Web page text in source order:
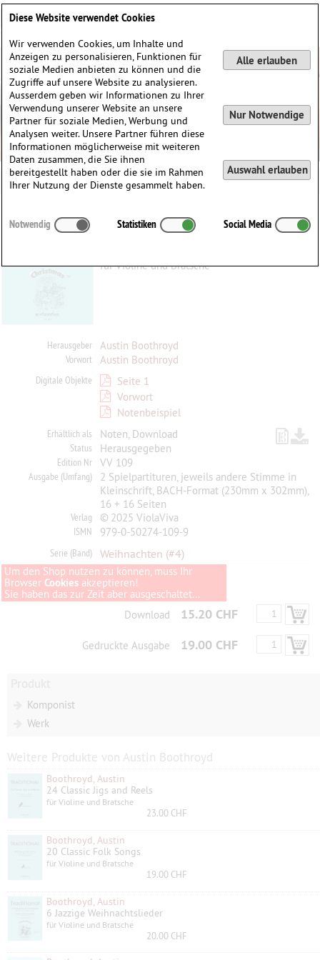
10 Weihnachtsklassiker
für Violine und Bratsche
Herausgeber Austin Boothroyd
Vorwort Austin Boothroyd
Digitale Objekte
Seite 1
Vorwort
Notenbeispiel
Erhältlich als Noten, Download
Status Herausgegeben
Edition Nr VV 109
Ausgabe (Umfang)
2 Spielpartituren, jeweils andere Stimme in
Kleinschrift, BACH-Format (230mm x 302mm),
16 + 16 Seiten
Verlag © 2025 ViolaViva
ISMN 979-0-50274-109-9
Serie (Band) Weihnachten (#4)
Um den Shop nutzen zu können, muss Ihr
Browser Cookies akzeptieren!
Sie haben das zur Zeit aber ausgeschaltet...
Download
15.20 CHF
Gedruckte Ausgabe 19.00 CHF
Komponist
Werk
Weitere Produkte von Austin Boothroyd
Boothroyd, Austin
24 Classic Jigs and Reels
für Violine und Bratsche
23.00 CHF
Boothroyd, Austin
20 Classic Folk Songs
für Violine und Bratsche
19.00 CHF
Boothroyd, Austin
6 Jazzige Weihnachtslieder
für Violine und Bratsche
20.00 CHF
Diese Website verwendet Cookies
Wir verwenden Cookies, um Inhalte und
Anzeigen zu personalisieren, Funktionen für
soziale Medien anbieten zu können und die
Zugriffe auf unsere Website zu analysieren.
Ausserdem geben wir Informationen zu Ihrer
Verwendung unserer Website an unsere
Partner für soziale Medien, Werbung und
Analysen weiter. Unsere Partner führen diese
Informationen möglicherweise mit weiteren
Daten zusammen, die Sie ihnen
bereitgestellt haben oder die sie im Rahmen
Ihrer Nutzung der Dienste gesammelt haben.
Alle erlauben
Nur Notwendige
Auswahl erlauben
Notwendig Statistiken Social Media